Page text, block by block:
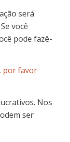
será
você
pode fazê-
por favor
Nos
ser